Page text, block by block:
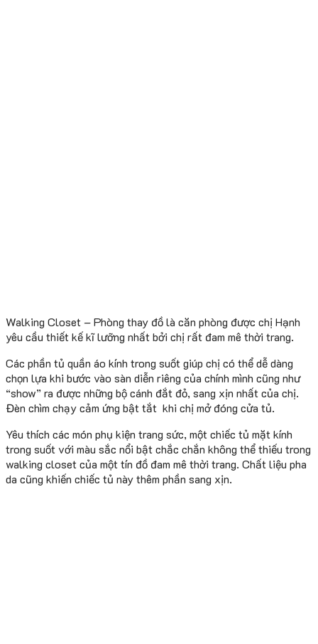
Walking Closet – Phòng thay đồ là căn phòng được chị Hạnh
yêu cầu thiết kế kĩ lưỡng nhất bởi chị rất đam mê thời trang.
Các phần tủ quần áo kính trong suốt giúp chị có thể dễ dàng
chọn lựa khi bước vào sàn diễn riêng của chính mình cũng như
“show” ra được những bộ cánh đắt đỏ, sang xịn nhất của chị.
Đèn chìm chạy cảm ứng bật tắt khi chị mở đóng cửa tủ.
Yêu thích các món phụ kiện trang sức, một chiếc tủ mặt kính
trong suốt với màu sắc nổi bật chắc chắn không thể thiếu trong
walking closet của một tín đồ đam mê thời trang. Chất liệu pha
da cũng khiến chiếc tủ này thêm phần sang xịn.